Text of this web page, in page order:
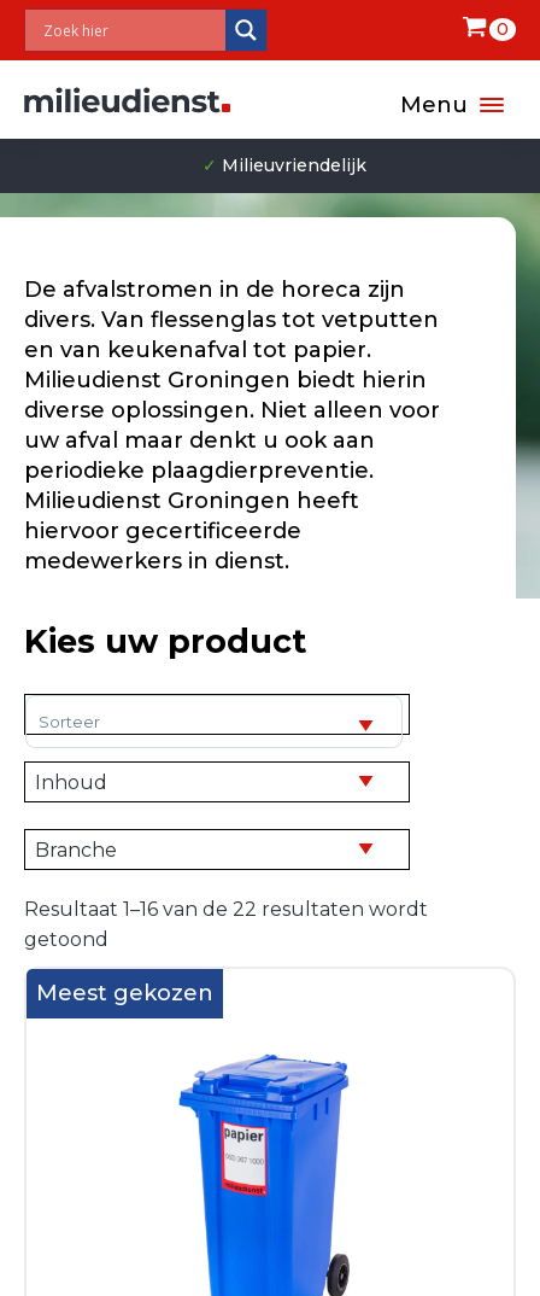
0
Menu
Milieuvriendelijk
De afvalstromen in de horeca zijn
divers. Van flessenglas tot vetputten
en van keukenafval tot papier.
Milieudienst Groningen biedt hierin
diverse oplossingen. Niet alleen voor
uw afval maar denkt u ook aan
periodieke plaagdierpreventie.
Milieudienst Groningen heeft
hiervoor gecertificeerde
medewerkers in dienst.
Kies uw product
Sorteer producten
Resultaat 1–16 van de 22 resultaten wordt
getoond
Meest gekozen